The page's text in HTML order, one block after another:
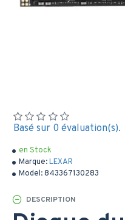
en Stock
Marque:LEXAR
Model: 843367130283
Basé sur 0 évaluation(s).
DESCRIPTION